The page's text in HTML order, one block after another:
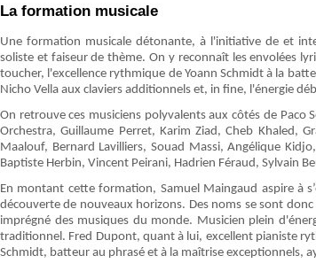
La formation musicale
Une formation musicale détonante, à l'initiative de et
soliste et faiseur de thème. On y reconnaît les envolées
toucher, l'excellence rythmique de Yoann Schmidt à la
Nicho Vella aux claviers additionnels et, in fine, l'énergie
On retrouve ces musiciens polyvalents aux côtés de Paco
Orchestra, Guillaume Perret, Karim Ziad, Cheb Khaled,
Maalouf, Bernard Lavilliers, Souad Massi, Angélique
Baptiste Herbin, Vincent Peirani, Hadrien Féraud, Sylvain
En montant cette formation, Samuel Maingaud aspire à
découverte de nouveaux horizons. Des noms se sont
imprégné des musiques du monde. Musicien plein
traditionnel. Fred Dupont, quant à lui, excellent pianiste
Schmidt, batteur au phrasé et à la maîtrise exceptionnels,